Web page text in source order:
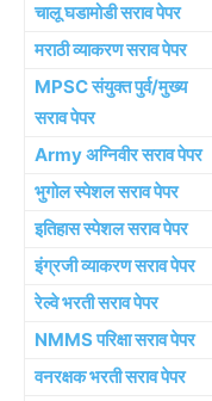
चालू घडामोडी सराव पेपर
मराठी व्याकरण सराव पेपर
MPSC संयुक्त पुर्व/मुख्य
सराव पेपर
Army अग्निवीर सराव पेपर
भुगोल स्पेशल सराव पेपर
इतिहास स्पेशल सराव पेपर
इंग्रजी व्याकरण सराव पेपर
रेल्वे भरती सराव पेपर
NMMS परिक्षा सराव पेपर
वनरक्षक भरती सराव पेपर